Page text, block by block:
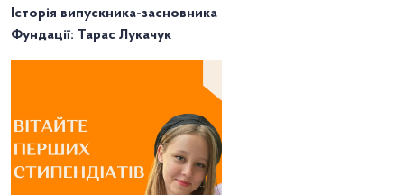
Історія випускника-засновника
Фундації: Тарас Лукачук